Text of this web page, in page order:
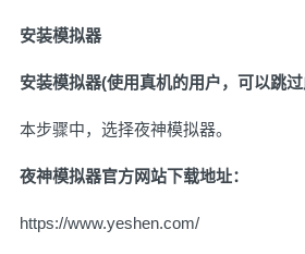
安装模拟器
安装模拟器(使用真机的用户，可以跳
本步骤中，选择夜神模拟器。
夜神模拟器官方网站下载地址：
https://www.yeshen.com/